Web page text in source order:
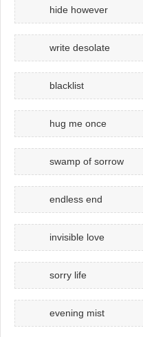
hide however
write desolate
blacklist
hug me once
swamp of sorrow
endless end
invisible love
sorry life
evening mist